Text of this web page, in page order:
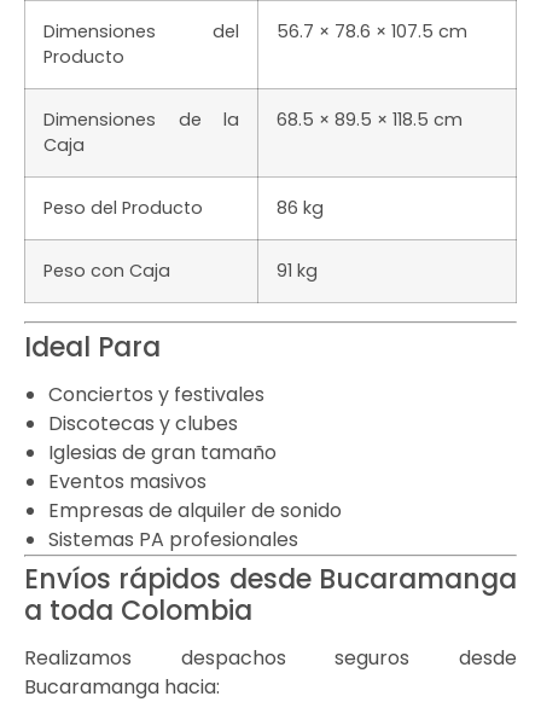
Dimensiones del
Producto
56.7 × 78.6 × 107.5 cm
Dimensiones de la
Caja
68.5 × 89.5 × 118.5 cm
Peso del Producto 86 kg
Peso con Caja 91 kg
Ideal Para
Conciertos y festivales
Discotecas y clubes
Iglesias de gran tamaño
Eventos masivos
Empresas de alquiler de sonido
Sistemas PA profesionales
Envíos rápidos desde Bucaramanga
a toda Colombia
Realizamos despachos seguros desde
Bucaramanga hacia: